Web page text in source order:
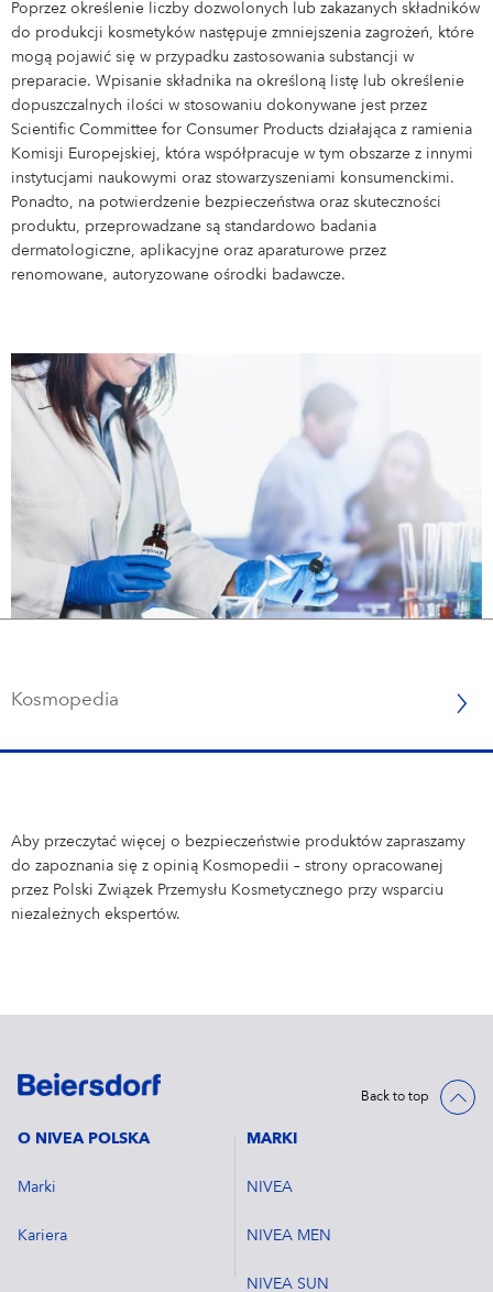
Poprzez określenie liczby dozwolonych lub zakazanych składników
do produkcji kosmetyków następuje zmniejszenia zagrożeń, które
mogą pojawić się w przypadku zastosowania substancji w
preparacie. Wpisanie składnika na określoną listę lub określenie
dopuszczalnych ilości w stosowaniu dokonywane jest przez
Scientific Committee for Consumer Products działająca z ramienia
Komisji Europejskiej, która współpracuje w tym obszarze z innymi
instytucjami naukowymi oraz stowarzyszeniami konsumenckimi.
Ponadto, na potwierdzenie bezpieczeństwa oraz skuteczności
produktu, przeprowadzane są standardowo badania
dermatologiczne, aplikacyjne oraz aparaturowe przez
renomowane, autoryzowane ośrodki badawcze.
Kosmopedia
Aby przeczytać więcej o bezpieczeństwie produktów zapraszamy
do zapoznania się z opinią Kosmopedii – strony opracowanej
przez Polski Związek Przemysłu Kosmetycznego przy wsparciu
niezależnych ekspertów.
Back to top
O NIVEA POLSKA
Marki
Kariera
MARKI
NIVEA
NIVEA MEN
NIVEA SUN